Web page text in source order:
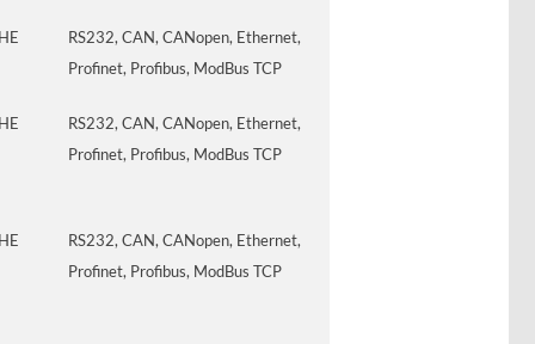
RS232, CAN, CANopen, Ethernet,
Profinet, Profibus, ModBus TCP
RS232, CAN, CANopen, Ethernet,
Profinet, Profibus, ModBus TCP
RS232, CAN, CANopen, Ethernet,
Profinet, Profibus, ModBus TCP